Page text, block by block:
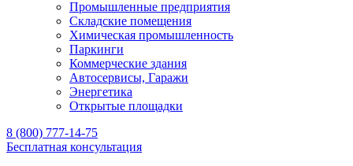
Промышленные предприятия
Складские помещения
Химическая промышленность
Паркинги
Коммерческие здания
Автосервисы, Гаражи
Энергетика
Открытые площадки
8 (800) 777-14-75
Бесплатная консультация